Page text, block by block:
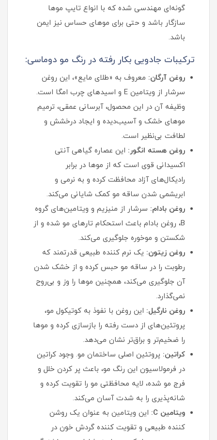
گونه‌ای مهندسی شده که با انواع تایپ موها
سازگار باشد و حتی برای موهای حساس نیز ایمن
باشد.
ترکیبات جادویی بکار رفته در رنگ مو دوماسی:
روغن آرگان: معروف به «طلای مایع»، این روغن
سرشار از ویتامین E و اسیدهای چرب امگا است.
وظیفه آن در این محصول، آبرسانی عمقی، ترمیم
موهای خشک و آسیب‌دیده و ایجاد درخشش و
لطافت بی‌نظیر است.
روغن هسته انگور: این عصاره گیاهی آنتی
اکسیدانی قوی است که از موها در برابر
رادیکال‌های آزاد محافظت کرده و به نرمی و
ابریشمی شدن ساقه مو کمک شایانی می‌کند.
روغن بادام: سرشار از منیزیم و ویتامین‌های گروه
B، روغن بادام باعث استحکام تارهای مو شده و از
شکستن و موخوره جلوگیری می‌کند.
روغن زیتون: یک نرم کننده طبیعی قدرتمند که
رطوبت را در ساقه مو حبس کرده و از خشک شدن
آن جلوگیری می‌کند، همچنین موها را وز و بی‌روح
نمی‌گذارد.
روغن نارگیل: این روغن با نفوذ به کوتیکول مو،
پروتئین‌های از دست رفته را بازسازی کرده و موها
را ضخیم‌تر و براق‌تر نشان می‌دهد.
کراتین: پروتئین اصلی ساختمان مو. وجود کراتین
در فرمولاسیون این رنگ مو، باعث پر کردن خلل و
فرج مو شده، لایه محافظتی مو را تقویت کرده و
شانه‌پذیری را به شدت آسان می‌کند.
ویتامین C:
این ویتامین به عنوان یک روشن
کننده طبیعی و تقویت کننده گردش خون در